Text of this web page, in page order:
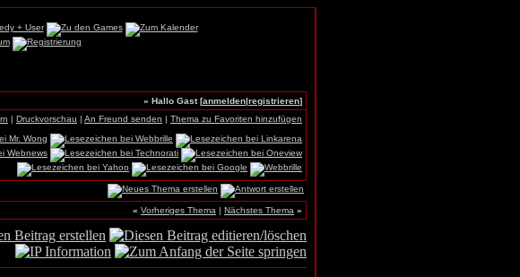
» Hallo Gast [anmelden|registrieren]
| Druckvorschau | An Freund senden | Thema zu Favoriten hinzufügen
« Vorheriges Thema | Nächstes Thema »